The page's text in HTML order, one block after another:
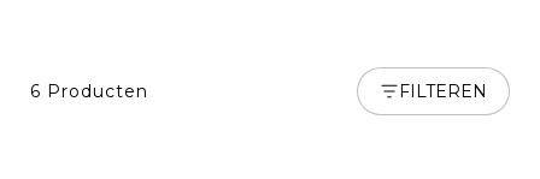
6 Producten FILTEREN